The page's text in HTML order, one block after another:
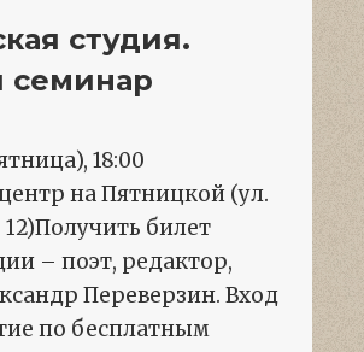
студия.
семинар
18:00
на Пятницкой (ул.
билет
– поэт, редактор,
Переверзин. Вход
по бесплатным